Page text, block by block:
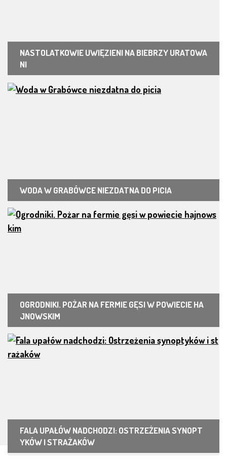
NASTOLATKOWIE UWIĘZIENI NA BIEBRZY URATOWA
NI
WODA W GRABÓWCE NIEZDATNA DO PICIA
OGRODNIKI. POŻAR NA FERMIE GĘSI W POWIECIE HA
JNOWSKIM
FALA UPAŁÓW NADCHODZI: OSTRZEŻENIA SYNOPT
YKÓW I STRAŻAKÓW